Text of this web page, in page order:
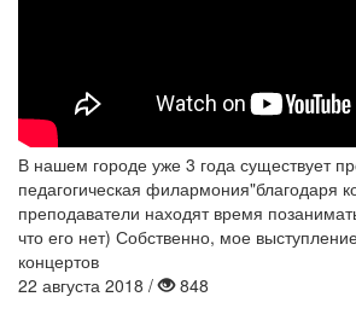
В нашем городе уже 3 года существует
педагогическая филармония"благодаря
преподаватели находят время
что его нет) Собственно, мое
концертов
22 августа 2018 /
848